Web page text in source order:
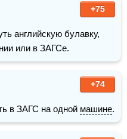
+75
английскую булавку,
или в ЗАГСе.
+74
в ЗАГС на одной машине.